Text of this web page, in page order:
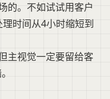
的。不如试试用客户
理时间从4小时缩短到
主视觉一定要留给客